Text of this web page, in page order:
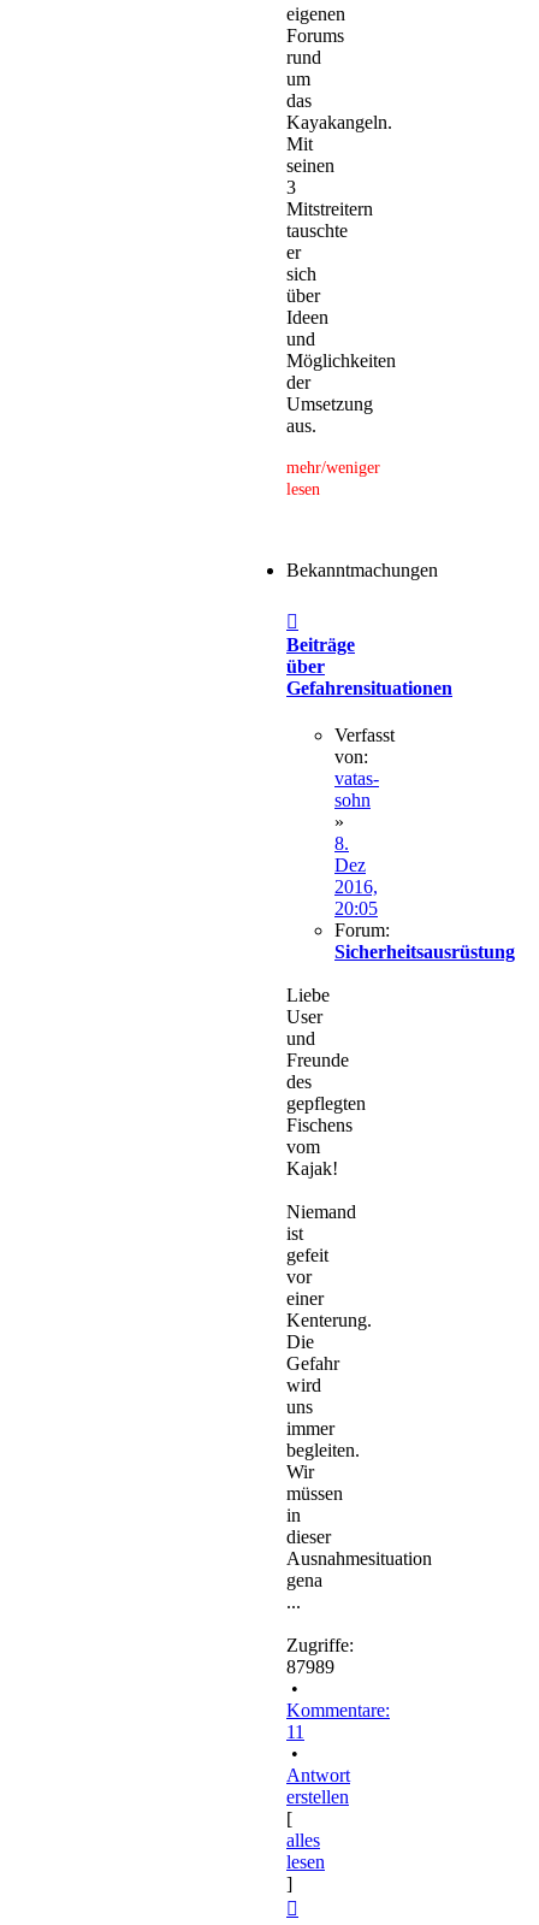
eigenen
Forums
rund
um
das
Kayakangeln.
Mit
seinen
3
Mitstreitern
tauschte
er
sich
über
Ideen
und
Möglichkeiten
der
Umsetzung
aus.
mehr/weniger
lesen
Bekanntmachungen
Beiträge
über
Gefahrensituationen
Verfasst
von:
vatas-
sohn
»
8.
Dez
2016,
20:05
Forum:
Sicherheitsausrüstung
Liebe
User
und
Freunde
des
gepflegten
Fischens
vom
Kajak!
Niemand
ist
gefeit
vor
einer
Kenterung.
Die
Gefahr
wird
uns
immer
begleiten.
Wir
müssen
in
dieser
Ausnahmesituation
gena
...
Zugriffe:
87989
•
Kommentare:
11
•
Antwort
erstellen
[
alles
lesen
]